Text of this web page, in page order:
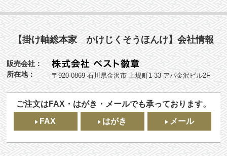
【掛け軸総本家 かけじくそうほんけ】会社情報
販売会社：
所在地：
〒920-0869 石川県金沢市 上堤町1-33 アパ金沢ビル2F
ご注文はFAX・はがき・メールでも承っております。
FAX
はがき メール